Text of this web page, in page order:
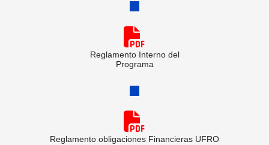
Reglamento Interno del
Programa
Reglamento obligaciones Financieras UFRO